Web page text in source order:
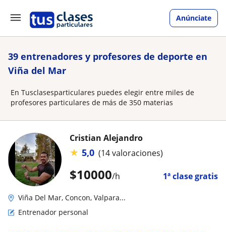
Anúnciate
39 entrenadores y profesores de deporte en
Viña del Mar
En Tusclasesparticulares puedes elegir entre miles de
profesores particulares de más de 350 materias
$10000/h 1ª clase gratis
Cristian Alejandro
★ 5,0 (14 valoraciones)
Viña Del Mar, Concon, Valpara...
Entrenador personal